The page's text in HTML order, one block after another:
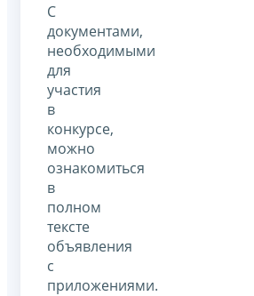
С
документами,
необходимыми
для
участия
в
конкурсе,
можно
ознакомиться
в
полном
тексте
объявления
с
приложениями.